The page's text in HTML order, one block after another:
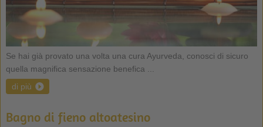
Se hai già provato una volta una cura Ayurveda, conosci di sicuro
quella magnifica sensazione benefica ...
di più
Bagno di fieno altoatesino